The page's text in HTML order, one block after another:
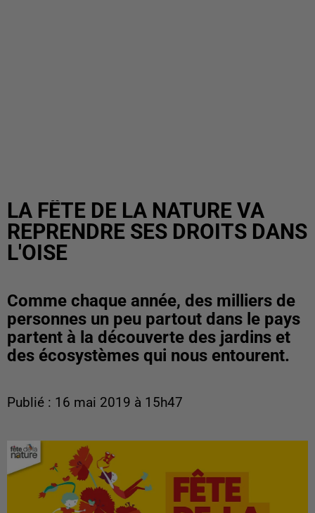
LA FÊTE DE LA NATURE VA
REPRENDRE SES DROITS DANS
L'OISE
Comme chaque année, des milliers de
personnes un peu partout dans le pays
partent à la découverte des jardins et
des écosystèmes qui nous entourent.
Publié : 16 mai 2019 à 15h47